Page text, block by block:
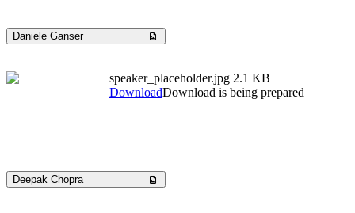
Daniele Ganser
speaker_placeholder.jpg 2.1 KB
DownloadDownload is being prepared
Deepak Chopra